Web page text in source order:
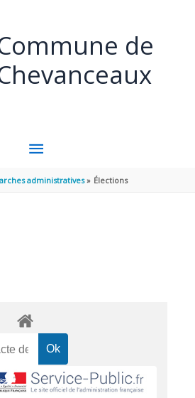
de
MENU
PRINCIPAL
administratives Élections